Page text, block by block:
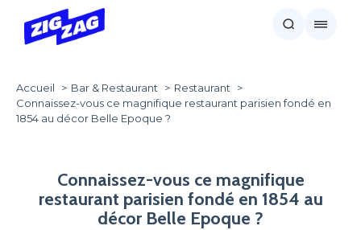
Accueil Bar & Restaurant
Restaurant
Connaissez-vous ce magnifique restaurant parisien fondé en
1854 au décor Belle Epoque ?
Connaissez-vous ce magnifique
restaurant parisien fondé en 1854 au
décor Belle Epoque ?